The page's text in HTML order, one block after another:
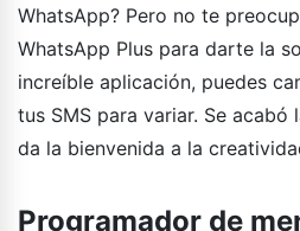
WhatsApp? Pero no te
WhatsApp Plus para darte la
increíble aplicación, puedes
tus SMS para variar. Se
da la bienvenida a la
Programador de